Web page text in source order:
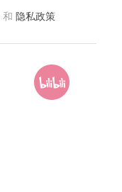
和 隐私政策